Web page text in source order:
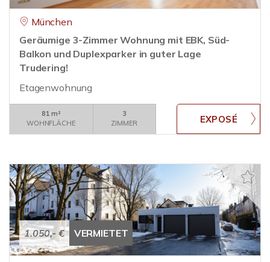
München
Geräumige 3-Zimmer Wohnung mit EBK, Süd-
Balkon und Duplexparker in guter Lage
Trudering!
Etagenwohnung
81 m²
WOHNFLÄCHE
3
ZIMMER
1.050,- € VERMIETET